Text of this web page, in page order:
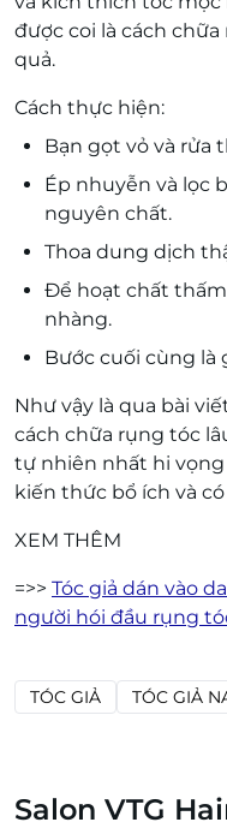
được coi là cách
quả.
Cách thực hiện:
Bạn gọt vỏ và rửa
Ép nhuyễn và lọc
nguyên chất.
Thoa dung dịch
Để hoạt chất
nhàng.
Bước cuối cùng là
Như vậy là qua bài
cách chữa rụng tóc
tự nhiên nhất hi
kiến thức bổ ích và
XEM THÊM
=>> Tóc giả dán vào
người hói đầu rụng
TÓC GIẢ TÓC GIẢ
Salon VTG